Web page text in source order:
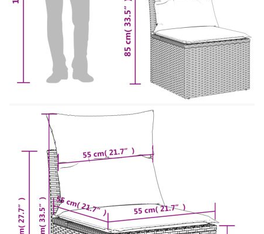
Височина на седалката от земята: 37 см
Централна седалка:
Цвят: Светлосив
Материал: PE ратан, прахово боядисана
стомана
Размери: 55 x 62 x 69 см (Ш x Д x В)
Размери на седалката: 55 x 55 cм (Ш x Д)
Височина на седалката от земята: 37 см
Модул с подлакътници:
Цвят: Светлосив
Материал: PE ратан, прахово боядисана
стомана
Размери: 83 x 62 x 69 см (Ш x Д x В)